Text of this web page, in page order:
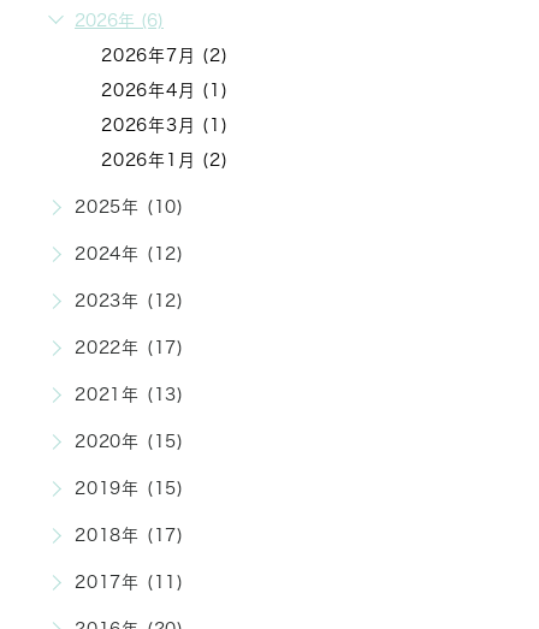
2026年 (6)
2026年7月 (2)
2026年4月 (1)
2026年3月 (1)
2026年1月 (2)
2025年 (10)
2024年 (12)
2023年 (12)
2022年 (17)
2021年 (13)
2020年 (15)
2019年 (15)
2018年 (17)
2017年 (11)